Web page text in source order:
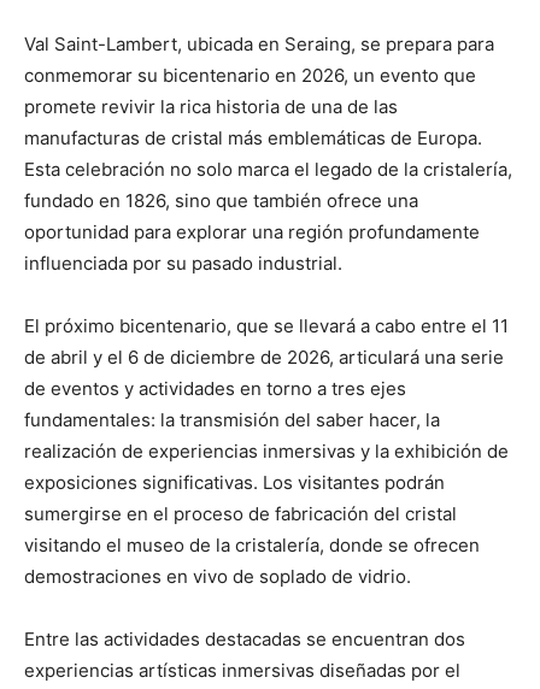
Val Saint-Lambert, ubicada en Seraing, se prepara para
conmemorar su bicentenario en 2026, un evento que
promete revivir la rica historia de una de las
manufacturas de cristal más emblemáticas de Europa.
Esta celebración no solo marca el legado de la cristalería,
fundado en 1826, sino que también ofrece una
oportunidad para explorar una región profundamente
influenciada por su pasado industrial.
El próximo bicentenario, que se llevará a cabo entre el 11
de abril y el 6 de diciembre de 2026, articulará una serie
de eventos y actividades en torno a tres ejes
fundamentales: la transmisión del saber hacer, la
realización de experiencias inmersivas y la exhibición de
exposiciones significativas. Los visitantes podrán
sumergirse en el proceso de fabricación del cristal
visitando el museo de la cristalería, donde se ofrecen
demostraciones en vivo de soplado de vidrio.
Entre las actividades destacadas se encuentran dos
experiencias artísticas inmersivas diseñadas por el